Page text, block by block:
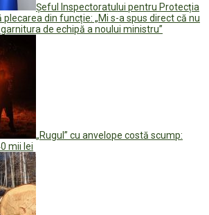
Șeful Inspectoratului pentru Protecția
plecarea din funcție: „Mi s-a spus direct că nu
de echipă a noului ministru”
„Rugul” cu anvelope costă scump:
mii lei